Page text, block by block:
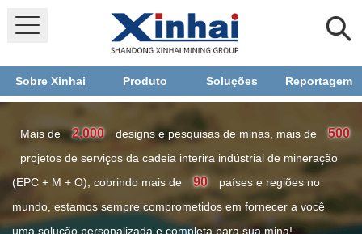
Sobre Xinhai Produto Soluções Reportagem
Mais de 2,000 designs e pesquisas de minas, mais de 500
projetos de serviços da cadeia interira indústrial de mineração
(EPC + M + O), cobrindo mais de
90
países e regiões no
mundo, estamos sempre comprometidos em fornecer a você
uma solução personalizada e completa para sua mina!